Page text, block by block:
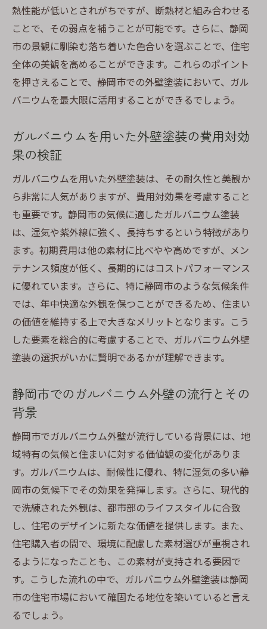
ガルバニウム外壁の配色で個性を引き出す
方法
ガルバニウム外壁塗装のプロが教える長持ちす
るコツ
プロから学ぶガルバニウム塗装のメンテナ
ンス術
方法
静岡市でのガルバニウム外壁の長寿命化戦
略
ガルバニウムの質を保つための定期点検の
重要性
静岡市でのガルバニウム外壁の効果的な保
護方法
長く美しいガルバニウムを維持するための
アドバイス
静岡市での外壁塗装プロジェクトの始め方と注
意点
塗装プロジェクトを始める前に知っておく
静岡市での外壁塗装計画の立て方
静岡市の気候を考慮したプロジェクトスケ
ジュール
施工業者選びで失敗しないためのポイント
外壁塗装で避けるべき静岡市特有のトラブ
ル
住まいを美しく保つためのガルバニウム外壁塗
装の秘訣
静岡市でのガルバニウム外壁の美しさを保
つ方法
ガルバニウムの見た目を長く維持するため
熱性能が低いとされがちですが、断熱材と組み合わせる
ことで、その弱点を補うことが可能です。さらに、静岡
市の景観に馴染む落ち着いた色合いを選ぶことで、住宅
全体の美観を高めることができます。これらのポイント
を押さえることで、静岡市での外壁塗装において、ガル
バニウムを最大限に活用することができるでしょう。
ガルバニウムを用いた外壁塗装の費用対効
果の検証
ガルバニウムを用いた外壁塗装は、その耐久性と美観か
ら非常に人気がありますが、費用対効果を考慮すること
も重要です。静岡市の気候に適したガルバニウム塗装
は、湿気や紫外線に強く、長持ちするという特徴があり
ます。初期費用は他の素材に比べやや高めですが、メン
テナンス頻度が低く、長期的にはコストパフォーマンス
に優れています。さらに、特に静岡市のような気候条件
では、年中快適な外観を保つことができるため、住まい
の価値を維持する上で大きなメリットとなります。こう
した要素を総合的に考慮することで、ガルバニウム外壁
塗装の選択がいかに賢明であるかが理解できます。
静岡市でのガルバニウム外壁の流行とその
背景
静岡市でガルバニウム外壁が流行している背景には、地
域特有の気候と住まいに対する価値観の変化がありま
す。ガルバニウムは、耐候性に優れ、特に湿気の多い静
岡市の気候下でその効果を発揮します。さらに、現代的
で洗練された外観は、都市部のライフスタイルに合致
し、住宅のデザインに新たな価値を提供します。また、
住宅購入者の間で、環境に配慮した素材選びが重視され
るようになったことも、この素材が支持される要因で
す。こうした流れの中で、ガルバニウム外壁塗装は静岡
市の住宅市場において確固たる地位を築いていると言え
るでしょう。